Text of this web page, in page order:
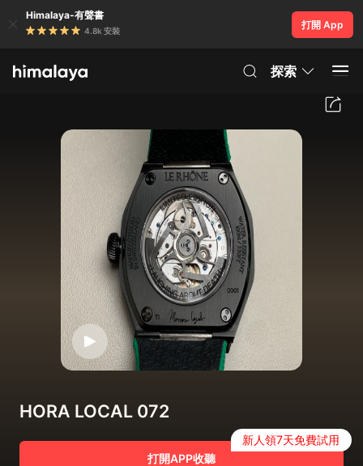
Himalaya-有聲書
4.8k 安裝
打開 App
探索
HORA LOCAL 072
打開APP收聽
新人領7天免費試用